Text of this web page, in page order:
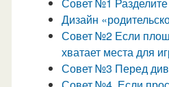
Дизайн
Совет №2 Если
хватает места для
Совет №3 Перед